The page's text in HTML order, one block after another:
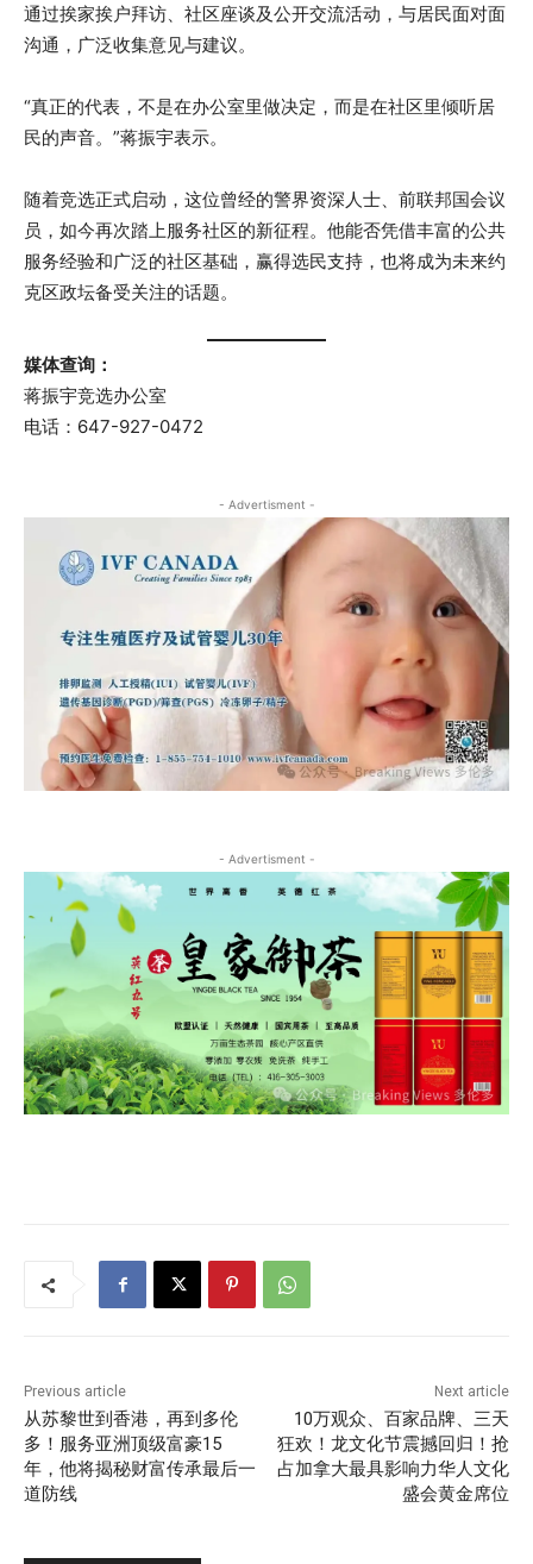
通过挨家挨户拜访、社区座谈及公开交流活动，与居民面对面
沟通，广泛收集意见与建议。
“真正的代表，不是在办公室里做决定，而是在社区里倾听居
民的声音。”蒋振宇表示。
随着竞选正式启动，这位曾经的警界资深人士、前联邦国会议
员，如今再次踏上服务社区的新征程。他能否凭借丰富的公共
服务经验和广泛的社区基础，赢得选民支持，也将成为未来约
克区政坛备受关注的话题。
媒体查询：
蒋振宇竞选办公室
电话：647-927-0472
- Advertisment -
- Advertisment -
Previous article
从苏黎世到香港，再到多伦
多！服务亚洲顶级富豪15
年，他将揭秘财富传承最后一
道防线
Next article
10万观众、百家品牌、三天
狂欢！龙文化节震撼回归！抢
占加拿大最具影响力华人文化
盛会黄金席位